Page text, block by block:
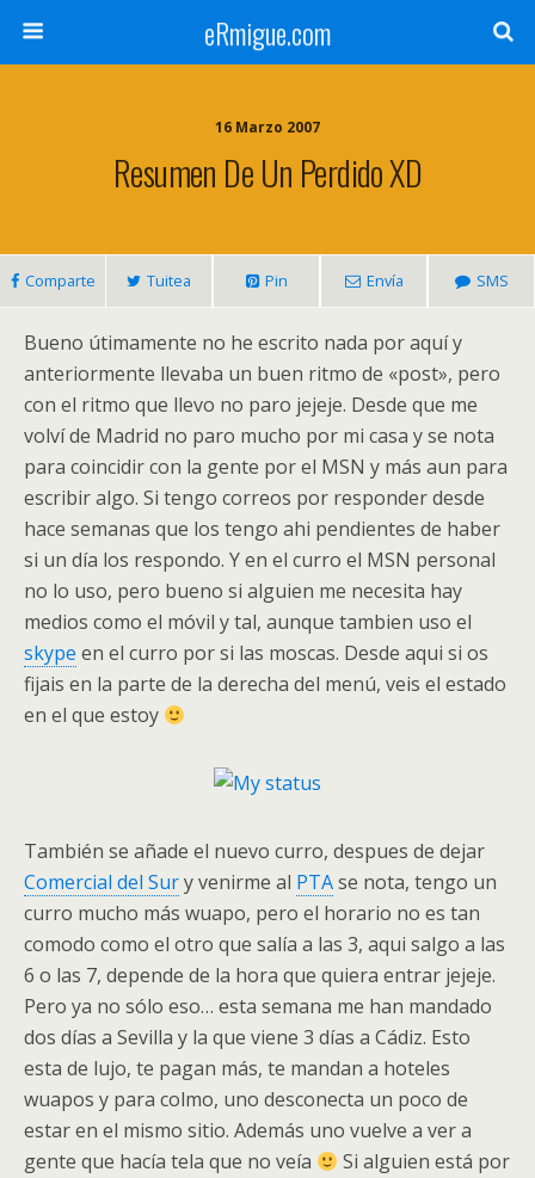
eRmigue.com
16 Marzo 2007
Resumen De Un Perdido XD
Comparte Tuitea Pin Envía SMS
Bueno útimamente no he escrito nada por aquí y
anteriormente llevaba un buen ritmo de «post», pero
con el ritmo que llevo no paro jejeje. Desde que me
volví de Madrid no paro mucho por mi casa y se nota
para coincidir con la gente por el MSN y más aun para
escribir algo. Si tengo correos por responder desde
hace semanas que los tengo ahi pendientes de haber
si un día los respondo. Y en el curro el MSN personal
no lo uso, pero bueno si alguien me necesita hay
medios como el móvil y tal, aunque tambien uso el
skype en el curro por si las moscas. Desde aqui si os
fijais en la parte de la derecha del menú, veis el estado
en el que estoy
También se añade el nuevo curro, despues de dejar
Comercial del Sury venirme al PTAse nota, tengo un
curro mucho más wuapo, pero el horario no es tan
comodo como el otro que salía a las 3, aqui salgo a las
6 o las 7, depende de la hora que quiera entrar jejeje.
Pero ya no sólo eso… esta semana me han mandado
dos días a Sevilla y la que viene 3 días a Cádiz. Esto
esta de lujo, te pagan más, te mandan a hoteles
wuapos y para colmo, uno desconecta un poco de
estar en el mismo sitio. Además uno vuelve a ver a
gente que hacía tela que no veía
Si alguien está por